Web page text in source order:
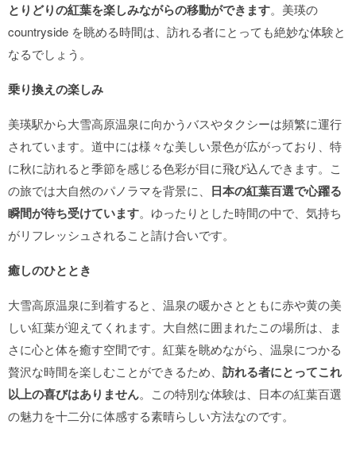
とりどりの紅葉を楽しみながらの移動ができます。美瑛の
countryside を眺める時間は、訪れる者にとっても絶妙な体験と
なるでしょう。
乗り換えの楽しみ
美瑛駅から大雪高原温泉に向かうバスやタクシーは頻繁に運行
されています。道中には様々な美しい景色が広がっており、特
に秋に訪れると季節を感じる色彩が目に飛び込んできます。こ
の旅では大自然のパノラマを背景に、 日本の紅葉百選で心躍る
瞬間が待ち受けています。ゆったりとした時間の中で、気持ち
がリフレッシュされること請け合いです。
癒しのひととき
大雪高原温泉に到着すると、温泉の暖かさとともに赤や黄の美
しい紅葉が迎えてくれます。大自然に囲まれたこの場所は、ま
さに心と体を癒す空間です。紅葉を眺めながら、温泉につかる
贅沢な時間を楽しむことができるため、 訪れる者にとってこれ
以上の喜びはありません。この特別な体験は、日本の紅葉百選
の魅力を十二分に体感する素晴らしい方法なのです。